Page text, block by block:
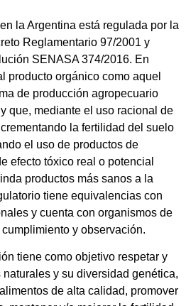
la Argentina está regulada por la
Reglamentario 97/2001 y
SENASA 374/2016. En
producto orgánico como aquel
de producción agropecuario
que, mediante el uso racional de
la fertilidad del suelo
el uso de productos de
efecto tóxico real o potencial
productos más sanos a la
tiene equivalencias con
y cuenta con organismos de
y observación.
tiene como objetivo respetar y
y su diversidad genética,
de alta calidad, promover